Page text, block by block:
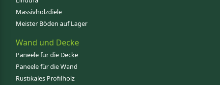
Massivholzdiele
Meister Böden auf Lager
Wand und Decke
Paneele für die Decke
Paneele für die Wand
Rustikales Profilholz